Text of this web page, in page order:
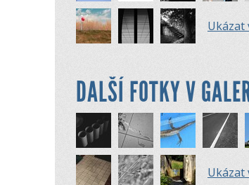
Ukázat
DALŠÍ FOTKY V
Ukázat